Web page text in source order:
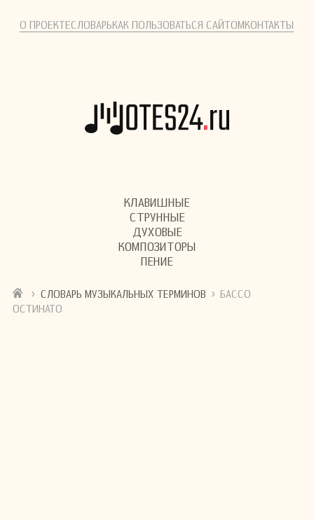
О ПРОЕКТЕСЛОВАРЬКАК ПОЛЬЗОВАТЬСЯ САЙТОМКОНТАКТЫ
КЛАВИШНЫЕ
СТРУННЫЕ
ДУХОВЫЕ
КОМПОЗИТОРЫ
ПЕНИЕ
› СЛОВАРЬ МУЗЫКАЛЬНЫХ ТЕРМИНОВ › БАССО
ОСТИНАТО